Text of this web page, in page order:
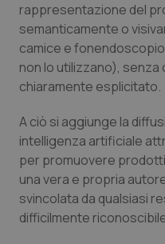
Liguria
Lombardia
Molise
Piemonte
Provincia
Disturbi
Dolore
Epatiti
HIV
Infezioni & Febbre
rappresentazione del
semanticamente o
camice e
non lo utilizzano), senza
chiaramente esplicitato.
A ciò si aggiunge la
intelligenza artificiale
per promuovere
una vera e propria
svincolata da qualsiasi
difficilmente